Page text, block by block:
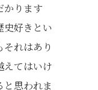
かります
史好きとい
れはあり
えてはいけ
と思われま